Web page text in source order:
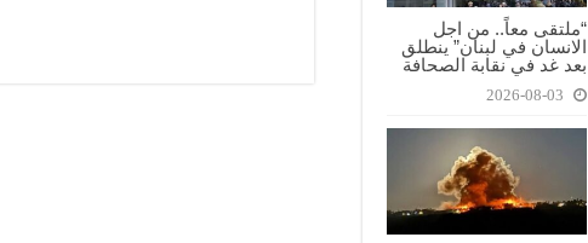
“ملتقى معاً.. من اجل
الانسان في لبنان” ينطلق
بعد غد في نقابة الصحافة
2026-08-03